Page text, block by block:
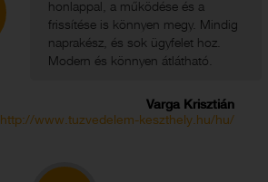
honlappal, a működése és a
frissítése is könnyen megy. Mindig
naprakész, és sok ügyfelet hoz.
Modern és könnyen átlátható.
Varga Krisztián
http://www.tuzvedelem-keszthely.hu/hu/